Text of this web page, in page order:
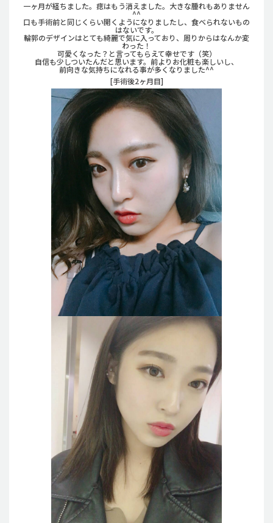
一ヶ月が経ちました。痣はもう消えました。大きな腫れもありません
^^
口も手術前と同じくらい開くようになりましたし、食べられないもの
はないです。
輪郭のデザインはとても綺麗で気に入っており、周りからはなんか変
わった！
可愛くなった？と言ってもらえて幸せです（笑）
自信も少しついたんだと思います。前よりお化粧も楽しいし、
前向きな気持ちになれる事が多くなりました^^
[手術後2ヶ月目]